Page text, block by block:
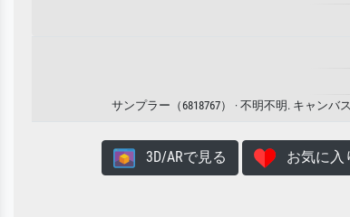
サンプラー（6818767） · 不明不明. キャン
3D/ARで見る お気に入